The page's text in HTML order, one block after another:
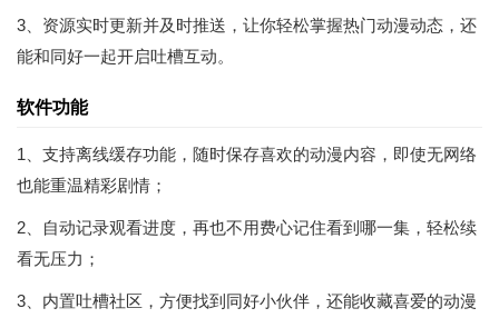
3、资源实时更新并及时推送，让你轻松掌握热门动漫动态，还
能和同好一起开启吐槽互动。
软件功能
1、支持离线缓存功能，随时保存喜欢的动漫内容，即使无网络
也能重温精彩剧情；
2、自动记录观看进度，再也不用费心记住看到哪一集，轻松续
看无压力；
3、内置吐槽社区，方便找到同好小伙伴，还能收藏喜爱的动漫